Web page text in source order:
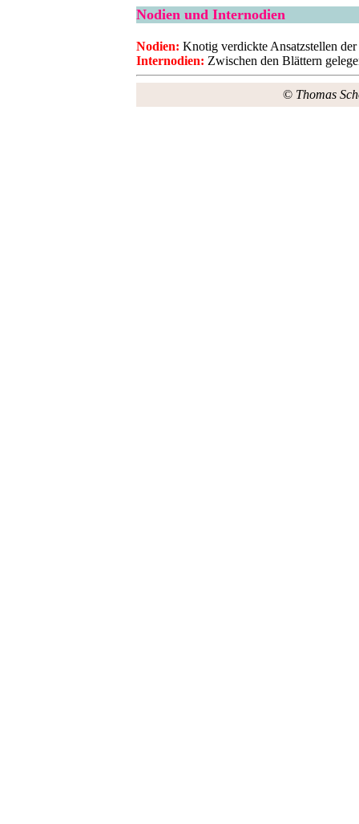
Nodien und Internodien
Nodien: Knotig verdickte Ansatzstellen der
Internodien: Zwischen den Blättern
© Thomas